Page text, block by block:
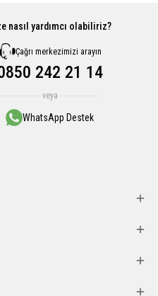
nasıl yardımcı olabiliriz?
Çağrı merkezimizi arayın
242 21 14
veya
WhatsApp Destek